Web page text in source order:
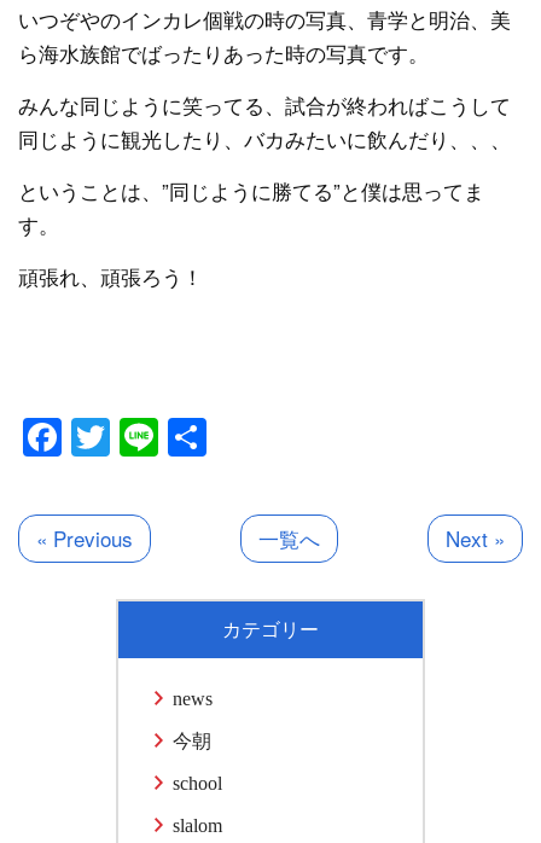
いつぞやのインカレ個戦の時の写真、青学と明治、美
ら海水族館でばったりあった時の写真です。
みんな同じように笑ってる、試合が終わればこうして
同じように観光したり、バカみたいに飲んだり、、、
ということは、”同じように勝てる”と僕は思ってま
す。
頑張れ、頑張ろう！
Facebook
Twitter
Line
« Previous 一覧へ Next »
カテゴリー
news
今朝
school
slalom